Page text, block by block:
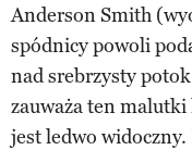
Anderson Smith
spódnicy powoli
nad srebrzysty
zauważa ten
jest ledwo